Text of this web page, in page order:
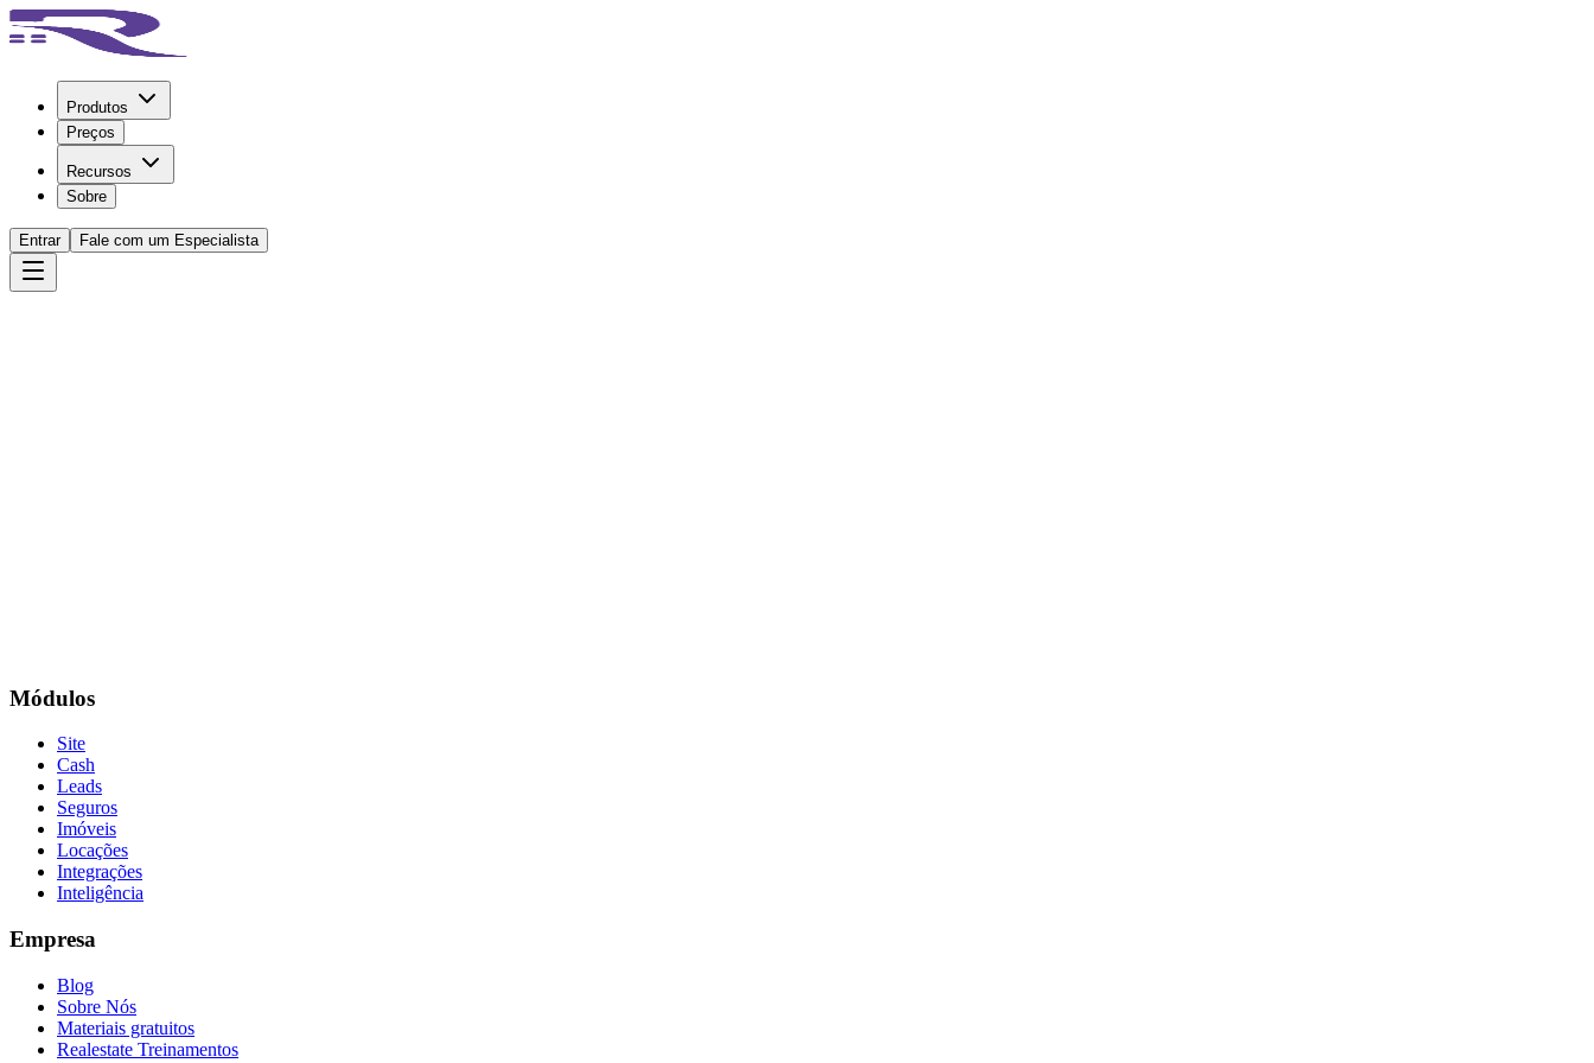
Produtos
Preços
Recursos
Sobre
Entrar Fale com um Especialista
Módulos
Site
Cash
Leads
Seguros
Imóveis
Locações
Integrações
Inteligência
Empresa
Blog
Sobre Nós
Materiais gratuitos
Realestate Treinamentos